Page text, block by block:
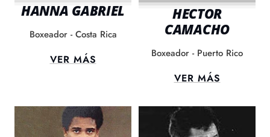
HANNA GABRIEL
Boxeador - Costa Rica
VER MÁS
HECTOR
CAMACHO
Boxeador - Puerto Rico
VER MÁS